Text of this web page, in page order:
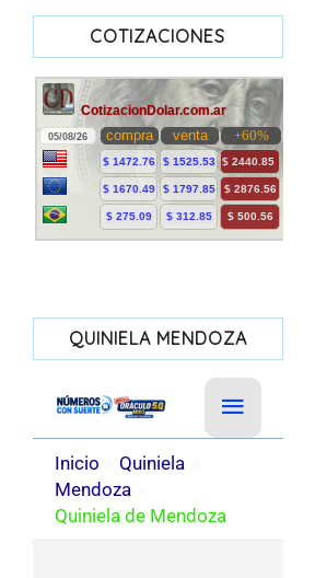
COTIZACIONES
QUINIELA MENDOZA